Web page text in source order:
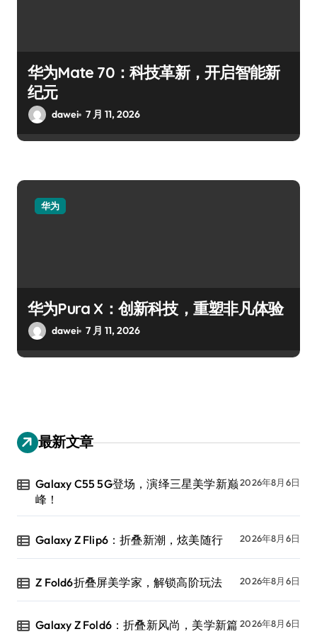
华为Mate 70：科技革新，开启智能新
纪元
dawei 7 月 11, 2026
华为
华为Pura X：创新科技，重塑非凡体验
dawei 7 月 11, 2026
最新文章
Galaxy C55 5G登场，演绎三星美学新巅
峰！
2026年8月6日
Galaxy Z Flip6：折叠新潮，炫美随行 2026年8月6日
Z Fold6折叠屏美学家，解锁高阶玩法 2026年8月6日
Galaxy Z Fold6：折叠新风尚，美学新篇 2026年8月6日